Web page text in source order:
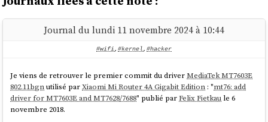
Journal du lundi 11 novembre 2024 à 10:44
#wifi, #kernel, #hacker
Je viens de retrouver le premier commit du driverMediaTek MT7603E
802.11bgnutilisé parXiaomi Mi Router 4A Gigabit Edition : "mt76: add
driver for MT7603E and MT7628/7688" publié parFelix Fietkaule 6
novembre 2018.